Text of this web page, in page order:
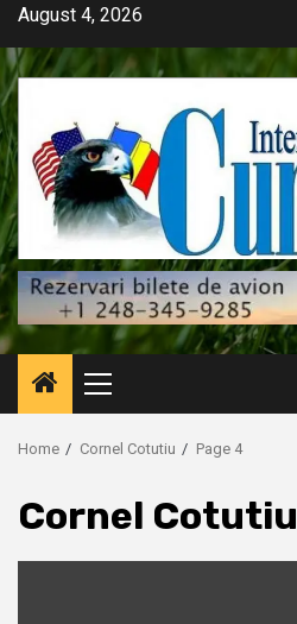
Skip
content
August 4, 2026
Primary
Menu
Home Cornel Cotutiu Page 4
Cornel Cotutiu